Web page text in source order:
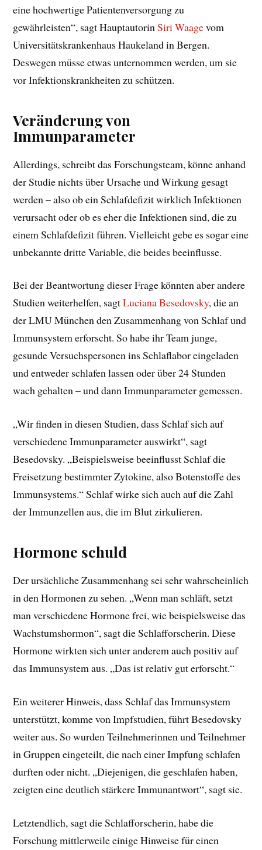
eine hochwertige Patientenversorgung zu
gewährleisten“, sagt HauptautorinSiri Waagevom
Universitätskrankenhaus Haukeland in Bergen.
Deswegen müsse etwas unternommen werden, um sie
vor Infektionskrankheiten zu schützen.
Veränderung von
Immunparameter
Allerdings, schreibt das Forschungsteam, könne anhand
der Studie nichts über Ursache und Wirkung gesagt
werden – also ob ein Schlafdefizit wirklich Infektionen
verursacht oder ob es eher die Infektionen sind, die zu
einem Schlafdefizit führen. Vielleicht gebe es sogar eine
unbekannte dritte Variable, die beides beeinflusse.
Bei der Beantwortung dieser Frage könnten aber andere
Studien weiterhelfen, sagtLuciana Besedovsky, die an
der LMU München den Zusammenhang von Schlaf und
Immunsystem erforscht. So habe ihr Team junge,
gesunde Versuchspersonen ins Schlaflabor eingeladen
und entweder schlafen lassen oder über 24 Stunden
wach gehalten – und dann Immunparameter gemessen.
„Wir finden in diesen Studien, dass Schlaf sich auf
verschiedene Immunparameter auswirkt“, sagt
Besedovsky. „Beispielsweise beeinflusst Schlaf die
Freisetzung bestimmter Zytokine, also Botenstoffe des
Immunsystems.“ Schlaf wirke sich auch auf die Zahl
der Immunzellen aus, die im Blut zirkulieren.
Hormone schuld
Der ursächliche Zusammenhang sei sehr wahrscheinlich
in den Hormonen zu sehen. „Wenn man schläft, setzt
man verschiedene Hormone frei, wie beispielsweise das
Wachstumshormon“, sagt die Schlafforscherin. Diese
Hormone wirkten sich unter anderem auch positiv auf
das Immunsystem aus. „Das ist relativ gut erforscht.“
Ein weiterer Hinweis, dass Schlaf das Immunsystem
unterstützt, komme von Impfstudien, führt Besedovsky
weiter aus. So wurden Teilnehmerinnen und Teilnehmer
in Gruppen eingeteilt, die nach einer Impfung schlafen
durften oder nicht. „Diejenigen, die geschlafen haben,
zeigten eine deutlich stärkere Immunantwort“, sagt sie.
Letztendlich, sagt die Schlafforscherin, habe die
Forschung mittlerweile einige Hinweise für einen